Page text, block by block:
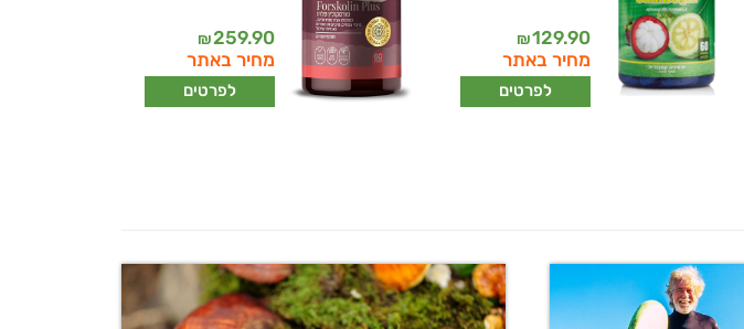
129.90
₪
מחיר באתר
לפרטים
259.90
₪
מחיר באתר
לפרטים